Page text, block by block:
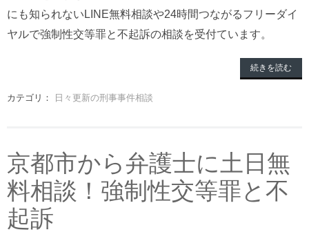
にも知られないLINE無料相談や24時間つながるフリーダイ
ヤルで強制性交等罪と不起訴の相談を受付ています。
続きを読む
カテゴリ： 日々更新の刑事事件相談
京都市から弁護士に土日無
料相談！強制性交等罪と不
起訴